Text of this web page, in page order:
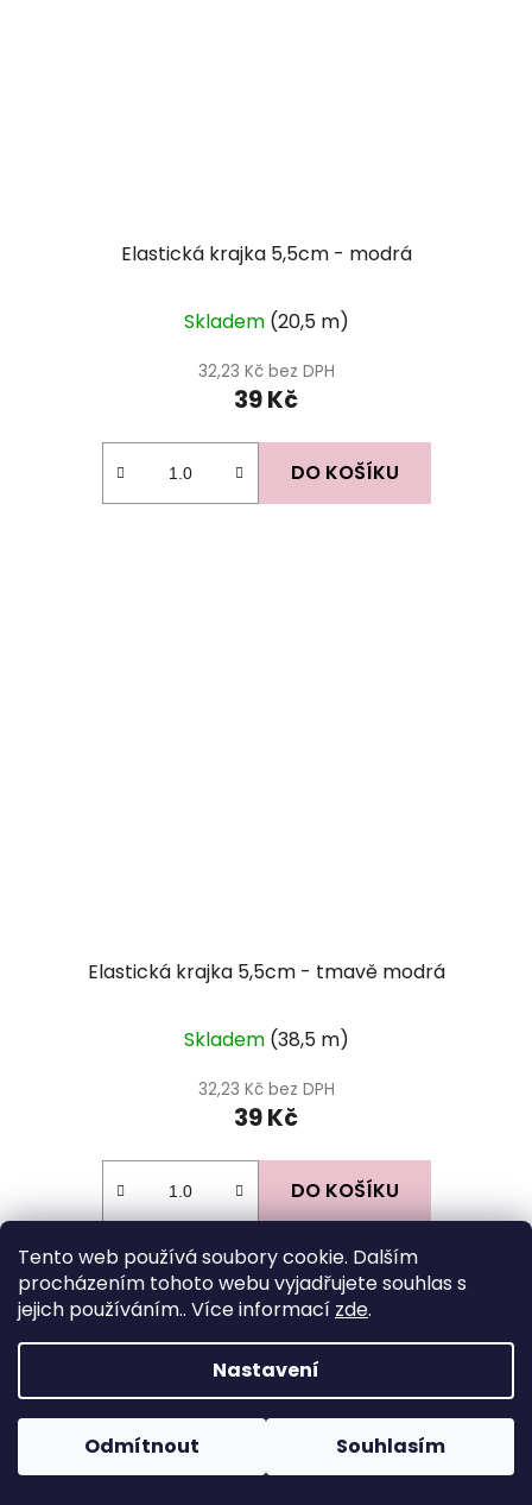
Tento web používá soubory cookie. Dalším
procházením tohoto webu vyjadřujete souhlas s
jejich používáním.. Více informací zde.
Nastavení
Odmítnout Souhlasím
Elastická krajka 5,5cm - modrá
Skladem (20,5 m)
32,23 Kč bez DPH
39 Kč
DO KOŠÍKU
Elastická krajka 5,5cm - tmavě modrá
Skladem (38,5 m)
32,23 Kč bez DPH
39 Kč
DO KOŠÍKU
áFacebook
Instagram